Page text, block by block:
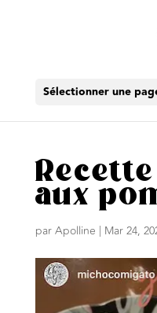
Sélectionner une
aux
parApolline | Mar 24,